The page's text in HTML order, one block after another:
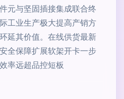
元与坚固插接集成联合终
工业生产极大提高产销方
延其价值。在线供货最新
全保障扩展软架开卡一步
率远超品控短板